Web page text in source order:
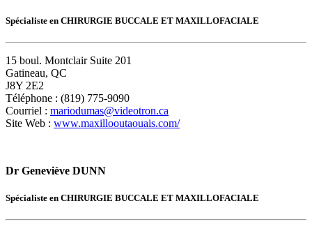
Spécialiste en CHIRURGIE BUCCALE ET MAXILLOFACIALE
15 boul. Montclair Suite 201
Gatineau, QC
J8Y 2E2
Téléphone : (819) 775-9090
Courriel : mariodumas@videotron.ca
Site Web : www.maxillooutaouais.com/
Dr Geneviève DUNN
Spécialiste en CHIRURGIE BUCCALE ET MAXILLOFACIALE